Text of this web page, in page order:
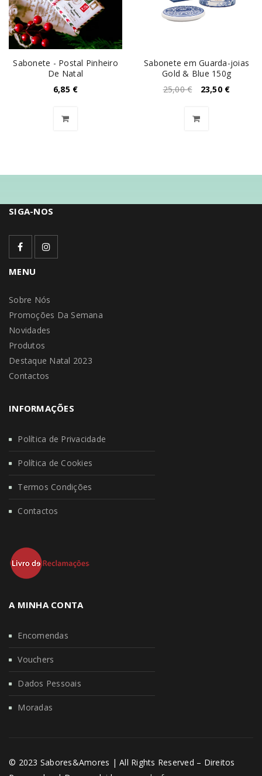
Sabonete - Postal Pinheiro
De Natal
6,85 €
Sabonete em Guarda-joias
Gold & Blue 150g
25,00€ 23,50 €
SIGA-NOS
MENU
Sobre Nós
Promoções Da Semana
Novidades
Produtos
Destaque Natal 2023
Contactos
INFORMAÇÕES
Política de Privacidade
Política de Cookies
Termos Condições
Contactos
A MINHA CONTA
Encomendas
Vouchers
Dados Pessoais
Moradas
© 2023 Sabores&Amores | All Rights Reserved – Direitos